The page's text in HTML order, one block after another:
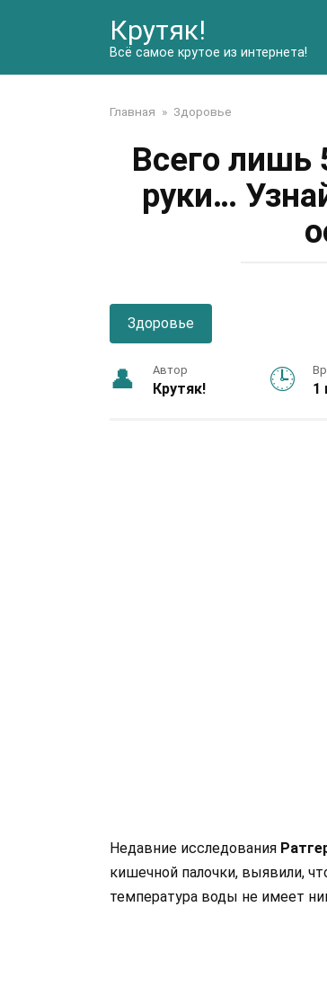
Крутяк!
Всё самое крутое из интернета!
Главная » Здоровье
Всего лишь
руки…
Здоровье
Автор
Крутяк! 1
Недавние исследования
кишечной палочки, выявили,
температура воды не имеет